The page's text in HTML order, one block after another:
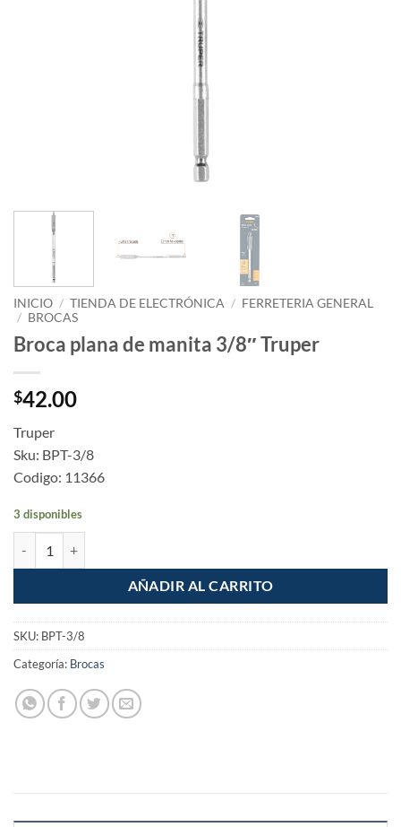
INICIO / TIENDA DE ELECTRÓNICA / FERRETERIA GENERAL
/ BROCAS
Broca plana de manita 3/8″ Truper
$42.00
Truper
Sku: BPT-3/8
Codigo: 11366
3 disponibles
AÑADIR AL CARRITO
SKU: BPT-3/8
Categoría: Brocas